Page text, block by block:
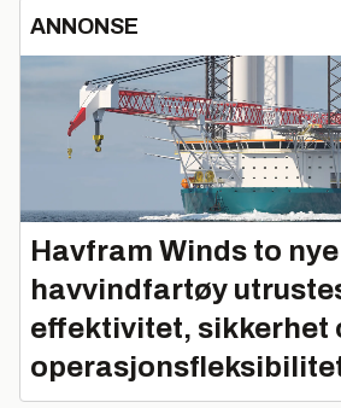
ANNONSE
Havfram Winds to nye
havvindfartøy
effektivitet, sikkerhet